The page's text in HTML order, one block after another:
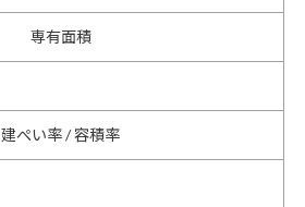
専有面積
建ぺい率 / 容積率